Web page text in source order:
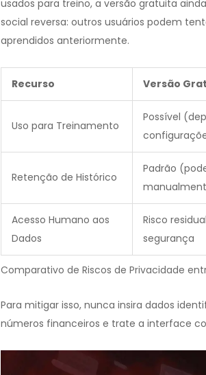
usados para treino, a versão gratuita
social reversa: outros usuários podem
aprendidos anteriormente.
Comparativo de Riscos de Privacidade
Recurso Versão
Uso para Treinamento
Possível
Retenção de Histórico
Padrão
Acesso Humano aos
Dados
Risco
segurança
Para mitigar isso, nunca insira dados
números financeiros e trate a interface